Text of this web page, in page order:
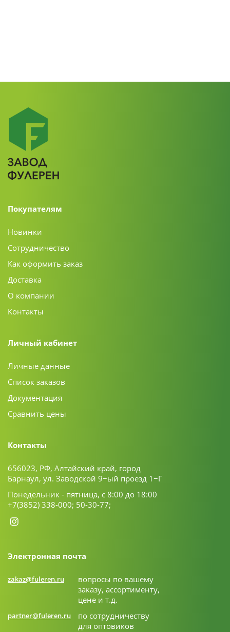
Покупателям
Новинки
Сотрудничество
Как оформить заказ
Доставка
О компании
Контакты
Личный кабинет
Личные данные
Список заказов
Документация
Сравнить цены
Контакты
656023, РФ, Алтайский край, город
Барнаул, ул. Заводской 9−ый проезд 1−Г
Понедельник - пятница, с 8:00 до 18:00
+7(3852) 338-000; 50-30-77;
Электронная почта
zakaz@fuleren.ru
вопросы по вашему
заказу, ассортименту,
цене и т.д.
partner@fuleren.ru
по сотрудничеству
для оптовиков